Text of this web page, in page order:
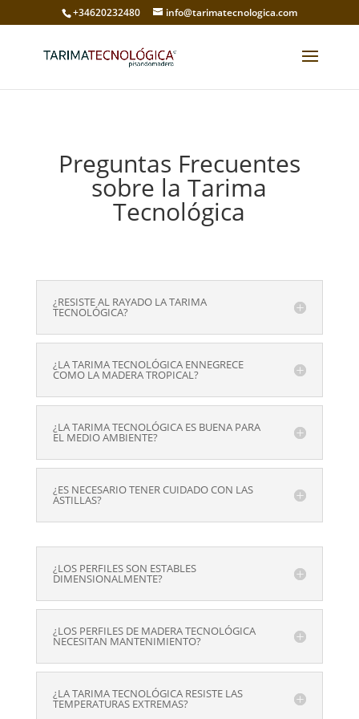
+34620232480 info@tarimatecnologica.com
Preguntas Frecuentes
sobre la Tarima
Tecnológica
¿RESISTE AL RAYADO LA TARIMA
TECNOLÓGICA?
¿LA TARIMA TECNOLÓGICA ENNEGRECE
COMO LA MADERA TROPICAL?
¿LA TARIMA TECNOLÓGICA ES BUENA PARA
EL MEDIO AMBIENTE?
¿ES NECESARIO TENER CUIDADO CON LAS
ASTILLAS?
¿LOS PERFILES SON ESTABLES
DIMENSIONALMENTE?
¿LOS PERFILES DE MADERA TECNOLÓGICA
NECESITAN MANTENIMIENTO?
¿LA TARIMA TECNOLÓGICA RESISTE LAS
TEMPERATURAS EXTREMAS?